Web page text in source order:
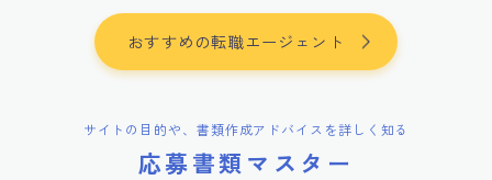
おすすめの転職エージェント
サイトの目的や、書類作成アドバイスを詳しく知る
応募書類マスター